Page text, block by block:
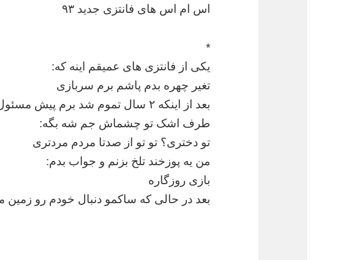
اس ام اس های فانتزی جدید ۹۳
*
یکی از فانتزی های عمیقم اینه که:
تغیر چهره بدم پاشم برم سربازی
بعد از اینکه ۲ سال تموم شد برم پیش مسئول پادگانو واسش جریانو بگم
طرف اشک تو چشماش جم شه بگه:
تو دختری؟ تو تو از صدتا مردم مردتری
من یه پوزخند تلخ بزنم و جواب بدم:
بازی روزگاره
بعد در حالی که ساکمو دنبال خودم رو